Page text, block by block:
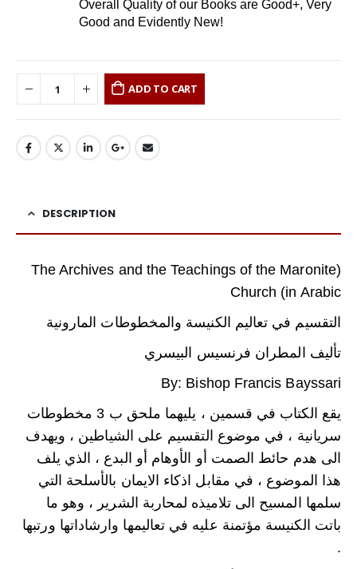
Overall Quality of our Books are Good+, Very
Good and Evidently New!
ADD TO CART
DESCRIPTION
(The Archives and the Teachings of the Maronite
Church (in Arabic
التقسيم في تعاليم الكنيسة والمخطوطات المارونية
تأليف المطران فرنسيس البيسري
By: Bishop Francis Bayssari
يقع الكتاب في قسمين ، يليهما ملحق ب 3 مخطوطات
سريانية ، في موضوع التقسيم على الشياطين ، ويهدف
الى هدم حائط الصمت أو الأوهام أو البدع ، الذي يلف
هذا الموضوع ، في مقابل اذكاء الايمان بالأسلحة التي
سلمها المسيح الى تلاميذه لمحاربة الشرير ، وهو ما
باتت الكنيسة مؤتمنة عليه في تعاليمها وارشاداتها ورتبها
.